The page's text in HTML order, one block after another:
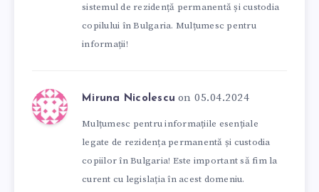
sistemul de rezidență permanentă și custodia
copilului în Bulgaria. Mulțumesc pentru
informații!
Miruna Nicolescu on 05.04.2024
Mulțumesc pentru informațiile esențiale
legate de rezidența permanentă și custodia
copiilor în Bulgaria! Este important să fim la
curent cu legislația în acest domeniu.